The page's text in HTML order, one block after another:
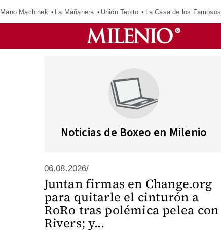
Mano Machinek La Mañanera Unión Tepito La Casa de los Famosos
Noticias de Boxeo en Milenio
06.08.2026/
Juntan firmas en Change.org
para quitarle el cinturón a
RoRo tras polémica pelea con
Rivers; y...